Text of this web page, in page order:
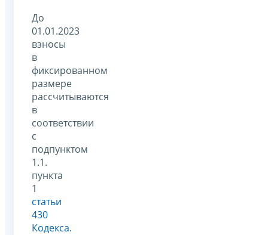
До
01.01.2023
взносы
в
фиксированном
размере
рассчитываются
в
соответствии
с
подпунктом
1.1.
пункта
1
статьи
430
Кодекса.